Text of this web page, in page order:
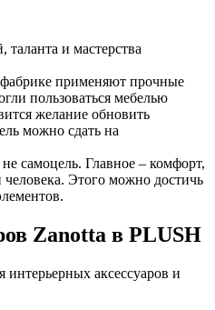
и мастерства
применяют прочные
пользоваться мебелью
желание обновить
можно сдать на
самоцель. Главное – комфорт,
Этого можно достичь
Zanotta в PLUSH
интерьерных аксессуаров и